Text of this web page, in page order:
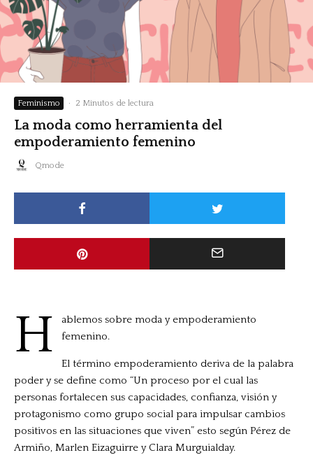
Feminismo · 2 Minutos de lectura
La moda como herramienta del
empoderamiento femenino
Qmode
H
ablemos sobre moda y empoderamiento
femenino.
El término empoderamiento deriva de la palabra
poder y se define como “Un proceso por el cual las
personas fortalecen sus capacidades, confianza, visión y
protagonismo como grupo social para impulsar cambios
positivos en las situaciones que viven” esto según Pérez de
Armiño, Marlen Eizaguirre y Clara Murguialday.